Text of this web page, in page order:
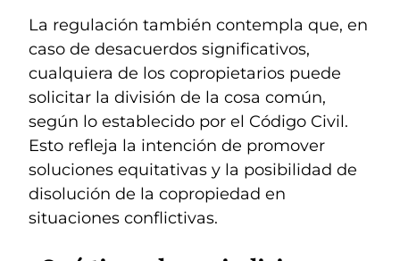
La regulación también contempla que, en
caso de desacuerdos significativos,
cualquiera de los copropietarios puede
solicitar la división de la cosa común,
según lo establecido por el Código Civil.
Esto refleja la intención de promover
soluciones equitativas y la posibilidad de
disolución de la copropiedad en
situaciones conflictivas.